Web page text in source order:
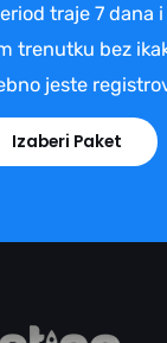
traje 7 dana
trenutku bez
jeste
Izaberi Paket